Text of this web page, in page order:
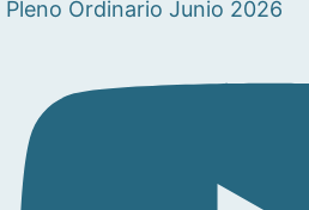
Pleno Ordinario Junio 2026